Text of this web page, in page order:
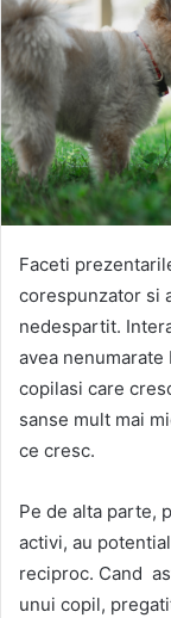
Faceti
corespunzator si
nedespartit.
avea
copilasi care
sanse mult mai
ce cresc.
Pe de alta parte,
activi, au
reciproc. Cand
unui copil,